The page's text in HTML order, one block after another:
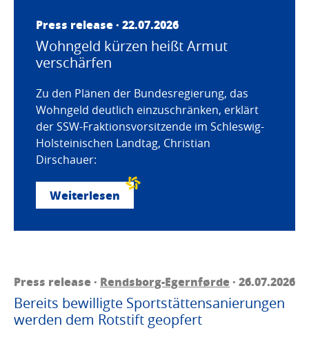
Press release · 22.07.2026
Wohngeld kürzen heißt Armut
verschärfen
Zu den Plänen der Bundesregierung, das
Wohngeld deutlich einzuschränken, erklärt
der SSW-Fraktionsvorsitzende im Schleswig-
Holsteinischen Landtag, Christian
Dirschauer:
Weiterlesen
Press release · Rendsborg-Egernførde· 26.07.2026
Bereits bewilligte Sportstättensanierungen
werden dem Rotstift geopfert